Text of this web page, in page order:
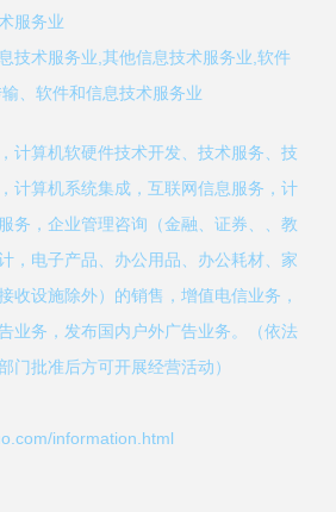
服务业
技术服务业,其他信息技术服务业,软件
、软件和信息技术服务业
计算机软硬件技术开发、技术服务、技
计算机系统集成，互联网信息服务，计
务，企业管理咨询（金融、证券、、教
，电子产品、办公用品、办公耗材、家
收设施除外）的销售，增值电信业务，
业务，发布国内户外广告业务。（依法
门批准后方可开展经营活动）
information.html